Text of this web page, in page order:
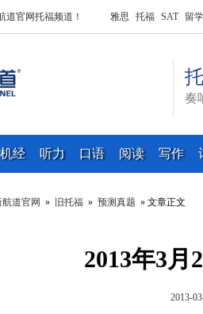
道官网托福频道！ 雅思 托福 SAT 留学
奏
机经 听力 口语 阅读 写作
航道官网 » 旧托福 » 预测真题 » 文章正文
2013年3月
2013-